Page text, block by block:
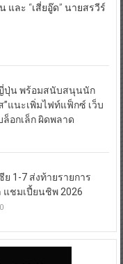
และ “เสี่ยอู๊ด” นายสรวีร์
ปุ่น พร้อมสนับสนุนนัก
”แนะเพิ่มไฟท์แฟ็กซ์ เว็บ
อกเล็ก ผิดพลาด
1-7 ส่งท้ายรายการ
ชมเปี้ยนชิพ 2026
0